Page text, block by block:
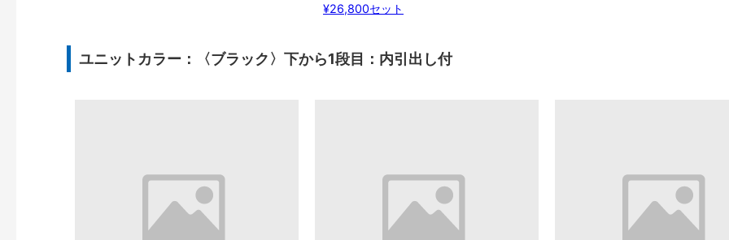
¥26,800セット
ユニットカラー：〈ブラック〉下から1段目：内引出し付